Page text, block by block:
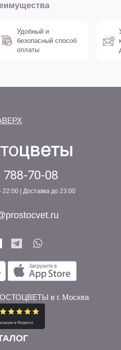
Удобный и
безопасный способ
оплаты
70-08
| Доставка до 23:00
в г. Москва